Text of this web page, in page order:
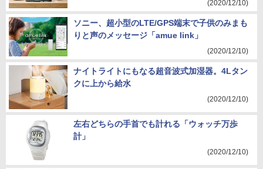
(2020/12/10)
ソニー、超小型のLTE/GPS端末で子供のみまも
りと声のメッセージ「amue link」
(2020/12/10)
ナイトライトにもなる超音波式加湿器。4Lタン
クに上から給水
(2020/12/10)
左右どちらの手首でも計れる「ウォッチ万歩
計」
(2020/12/10)